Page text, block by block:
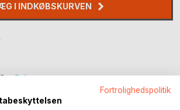
I INDKØBSKURVEN
Fortrolighedspolitik